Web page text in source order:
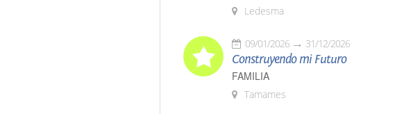
Ledesma
09/01/2026 31/12/2026
Construyendo mi Futuro
FAMILIA
Tamames